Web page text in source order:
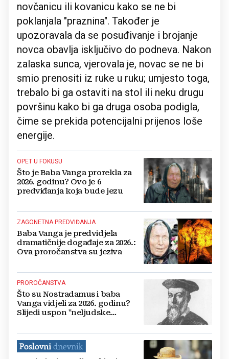
novčanicu ili kovanicu kako se ne bi
poklanjala "praznina". Također je
upozoravala da se posuđivanje i brojanje
novca obavlja isključivo do podneva. Nakon
zalaska sunca, vjerovala je, novac se ne bi
smio prenositi iz ruke u ruku; umjesto toga,
trebalo bi ga ostaviti na stol ili neku drugu
površinu kako bi ga druga osoba podigla,
čime se prekida potencijalni prijenos loše
energije.
OPET U FOKUSU
Što je Baba Vanga prorekla za
2026. godinu? Ovo je 6
predviđanja koja bude jezu
ZAGONETNA PREDVIĐANJA
Baba Vanga je predvidjela
dramatičnije događaje za 2026.:
Ova proročanstva su jeziva
PROROČANSTVA
Što su Nostradamus i baba
Vanga vidjeli za 2026. godinu?
Slijedi uspon "neljudske